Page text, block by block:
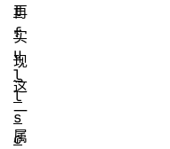
再
实
现
这
一
属
t
f
u
l
l
s
c